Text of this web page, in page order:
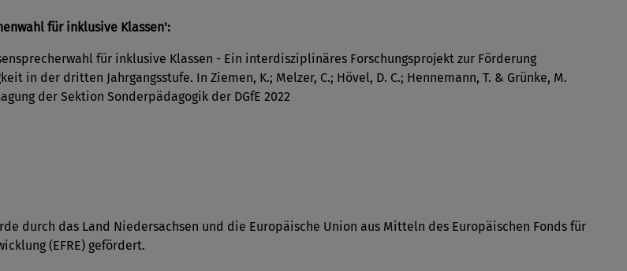
für inklusive Klassen':
für inklusive Klassen - Ein interdisziplinäres Forschungsprojekt zur Förderung
in der dritten Jahrgangsstufe. In Ziemen, K.; Melzer, C.; Hövel, D. C.; Hennemann, T. & Grünke, M.
der Sektion Sonderpädagogik der DGfE 2022
durch das Land Niedersachsen und die Europäische Union aus Mitteln des Europäischen Fonds für
(EFRE) gefördert.